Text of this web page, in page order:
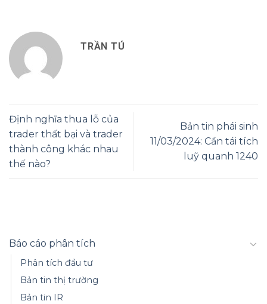
TRẦN TÚ
Định nghĩa thua lỗ của
trader thất bại và trader
thành công khác nhau
thế nào?
Bản tin phái sinh
11/03/2024: Cần tái tích
luỹ quanh 1240
Báo cáo phân tích
Phân tích đầu tư
Bản tin thị trường
Bản tin IR